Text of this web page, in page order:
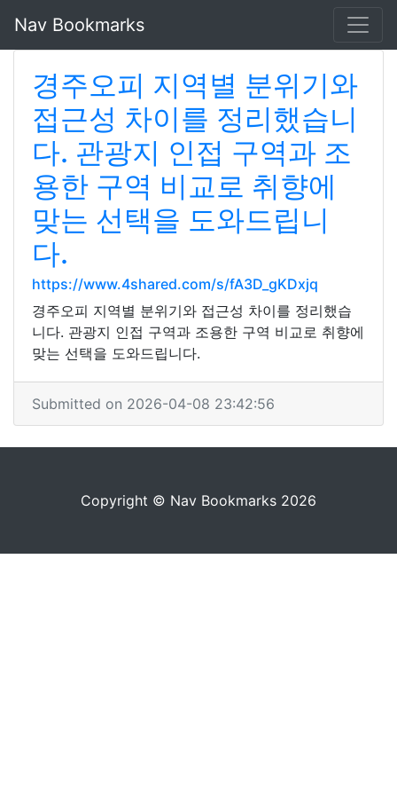
Nav Bookmarks
경주오피 지역별 분위기와
접근성 차이를 정리했습니
다. 관광지 인접 구역과 조
용한 구역 비교로 취향에
맞는 선택을 도와드립니
다.
https://www.4shared.com/s/fA3D_gKDxjq
경주오피 지역별 분위기와 접근성 차이를 정리했습
니다. 관광지 인접 구역과 조용한 구역 비교로 취향에
맞는 선택을 도와드립니다.
Submitted on 2026-04-08 23:42:56
Copyright © Nav Bookmarks 2026